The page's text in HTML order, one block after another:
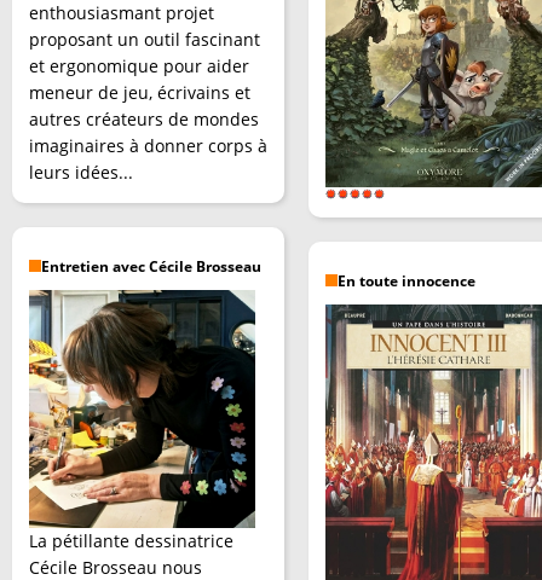
enthousiasmant projet
proposant un outil fascinant
et ergonomique pour aider
meneur de jeu, écrivains et
autres créateurs de mondes
imaginaires à donner corps à
leurs idées...
Entretien avec Cécile Brosseau
La pétillante dessinatrice
Cécile Brosseau nous
En toute innocence